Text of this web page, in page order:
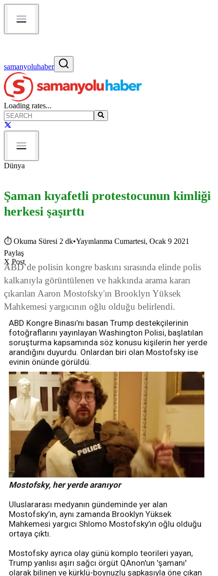
samanyoluhaber
Loading rates...
Dünya
Şaman kıyafetli protestocunun kimliği
herkesi şaşırttı
⏱ Okuma Süresi 2 dk•Yayınlanma Cumartesi, Ocak 9 2021
Paylaş
X Post
ABD’de polisin kongre baskını sırasında elinde polis
kalkanıyla görüntülenen ve hakkında arama kararı
çıkarılan Aaron Mostofsky'ın Brooklyn Yüksek
Mahkemesi yargıcının oğlu olduğu belirlendi.
ABD Kongre Binası’nı basan Trump destekçilerinin
fotoğraflarını yayınlayan Washington Polisi, başlatılan
soruşturma kapsamında söz konusu kişilerin her yerde
arandığını duyurdu. Onlardan biri olan Mostofsky ise
evinin önünde görüldü.
Mostofsky, her yerde aranıyor
Uluslararası medyanın gündeminde yer alan
Mostofsky’ın, aynı zamanda Brooklyn Yüksek
Mahkemesi yargıcı Shlomo Mostofsky’ın oğlu olduğu
ortaya çıktı.
Mostofsky ayrıca olay günü komplo teorileri yayan,
Trump yanlısı aşırı sağcı örgüt QAnon'un 'şamanı'
olarak bilinen ve kürklü-boynuzlu şapkasıyla öne çıkan